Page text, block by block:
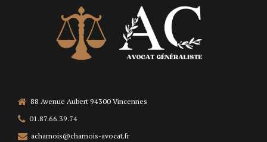
88 Avenue Aubert 94300 Vincennes
01.87.66.39.74
acharnois@charnois-avocat.fr